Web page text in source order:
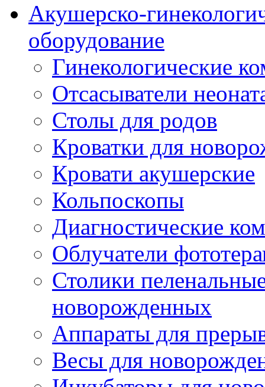
Акушерско-
оборудование
Гинекологические
Отсасыватели
Столы для родов
Кроватки для
Кровати акушерские
Кольпоскопы
Диагностические
Облучатели
Столики
новорожденных
Аппараты для
Весы для